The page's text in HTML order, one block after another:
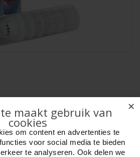
✕
maakt gebruik van
cookies
om content en advertenties te
voor social media te bieden
te analyseren. Ook delen we